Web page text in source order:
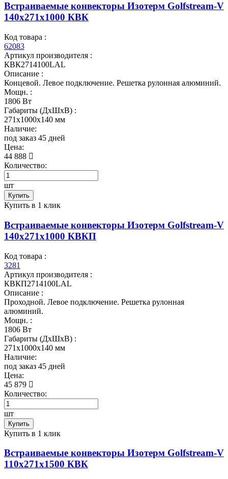
Встраиваемые конвекторы Изотерм Golfstream-V
140x271x1000 КВК
Код товара :
62083
Артикул производителя :
КВК2714100LAL
Описание :
Концевой. Левое подключение. Решетка рулонная алюминий.
Мощн. :
1806 Вт
Габариты (ДхШхВ) :
271x1000x140 мм
Наличие:
под заказ 45 дней
Цена:
44 888
Количество:
шт
Купить
Купить в 1 клик
Встраиваемые конвекторы Изотерм Golfstream-V
140x271x1000 КВКП
Код товара :
3281
Артикул производителя :
КВКП2714100LAL
Описание :
Проходной. Левое подключение. Решетка рулонная
алюминий.
Мощн. :
1806 Вт
Габариты (ДхШхВ) :
271x1000x140 мм
Наличие:
под заказ 45 дней
Цена:
45 879
Количество:
шт
Купить
Купить в 1 клик
Встраиваемые конвекторы Изотерм Golfstream-V
110x271x1500 КВК